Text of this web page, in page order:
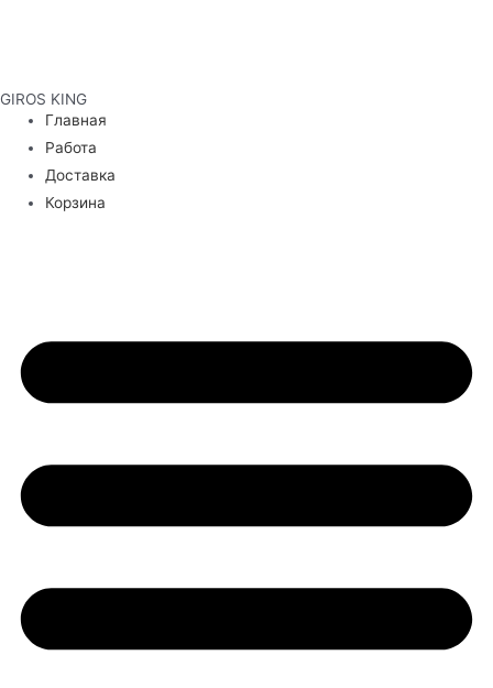
GIROS KING
Главная
Работа
Доставка
Корзина